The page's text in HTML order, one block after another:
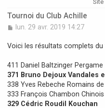
Site
Tournoi du Club Achille
M
s
g
e
lun. 29 avr. 2019 14:27
Voici les résultats complets du
411 Daniel Baltzinger Pergame
371 Bruno Dejoux Vandales
338 Yves Rebeche Romains
333 François Chambon
329 Cédric Roudil Kouchan